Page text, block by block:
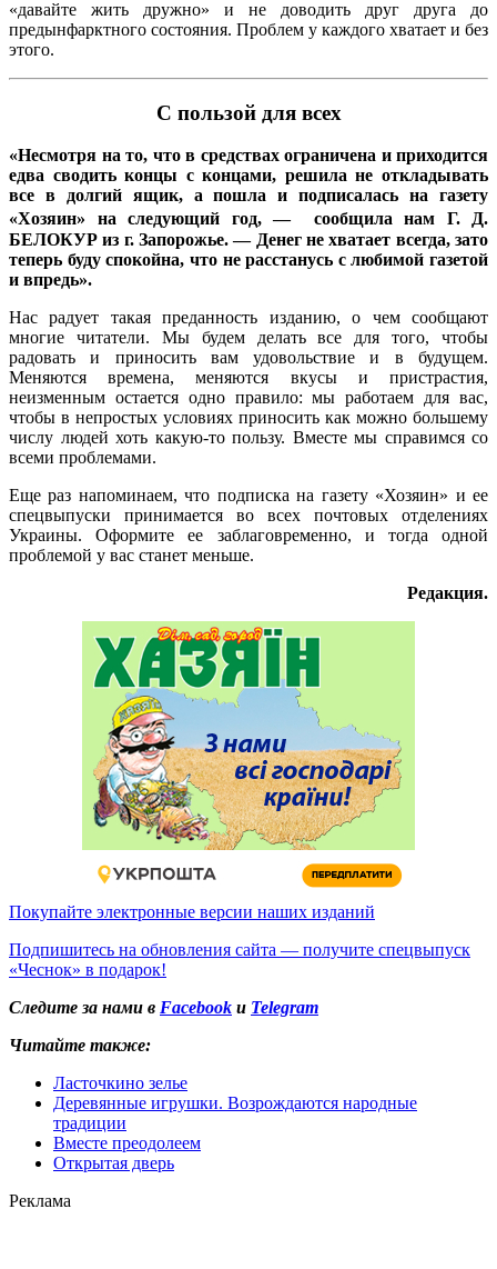
«давайте жить дружно» и не доводить друг друга до
предынфарктного состояния. Проблем у каждого хватает и без
этого.
С пользой для всех
«Несмотря на то, что в средствах ограничена и приходится
едва сводить концы с концами, решила не откладывать
все в долгий ящик, а пошла и подписалась на газету
«Хозяин» на следующий год, — сообщила нам Г. Д.
БЕЛОКУР из г. Запорожье. — Денег не хватает всегда, зато
теперь буду спокойна, что не расстанусь с любимой газетой
и впредь».
Нас радует такая преданность изданию, о чем сообщают
многие читатели. Мы будем делать все для того, чтобы
радовать и приносить вам удовольствие и в будущем.
Меняются времена, меняются вкусы и пристрастия,
неизменным остается одно правило: мы работаем для вас,
чтобы в непростых условиях приносить как можно большему
числу людей хоть какую-то пользу. Вместе мы справимся со
всеми проблемами.
Еще раз напоминаем, что подписка на газету «Хозяин» и ее
спецвыпуски принимается во всех почтовых отделениях
Украины. Оформите ее заблаговременно, и тогда одной
проблемой у вас станет меньше.
Редакция.
Покупайте электронные версии наших изданий
Подпишитесь на обновления сайта — получите спецвыпуск
«Чеснок» в подарок!
Следите за нами в Facebook и Telegram
Читайте также:
Ласточкино зелье
Деревянные игрушки. Возрождаются народные
традиции
Вместе преодолеем
Открытая дверь
Реклама